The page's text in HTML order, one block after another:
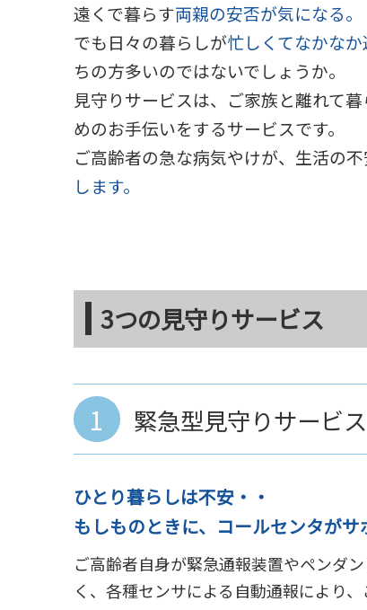
遠くで暮らす両親の安否が気になる。
でも日々の暮らしが忙しくてなかなか
ちの方多いのではないでしょうか。
見守りサービスは、ご家族と離れて
めのお手伝いをするサービスです。
ご高齢者の急な病気やけが、生活の不
します。
3つの見守りサービス
1 緊急型見守りサービス
ひとり暮らしは不安・・
もしものときに、コールセンタが
ご高齢者自身が緊急通報装置やペンダ
く、各種センサによる自動通報により